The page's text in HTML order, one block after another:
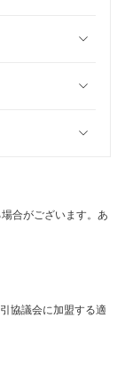
合がございます。あ
協議会に加盟する適